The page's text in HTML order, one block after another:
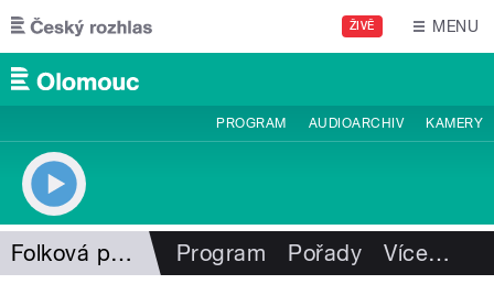
Přejít k hlavnímu obsahu
ŽIVĚ MENU
PROGRAM AUDIOARCHIV KAMERY
Folková pohlazení Program Pořady Více…